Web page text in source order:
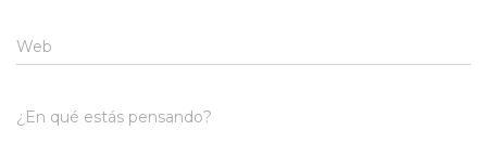
Web
¿En qué estás pensando?